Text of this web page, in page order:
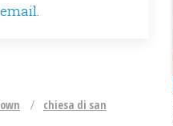
chiesa di san